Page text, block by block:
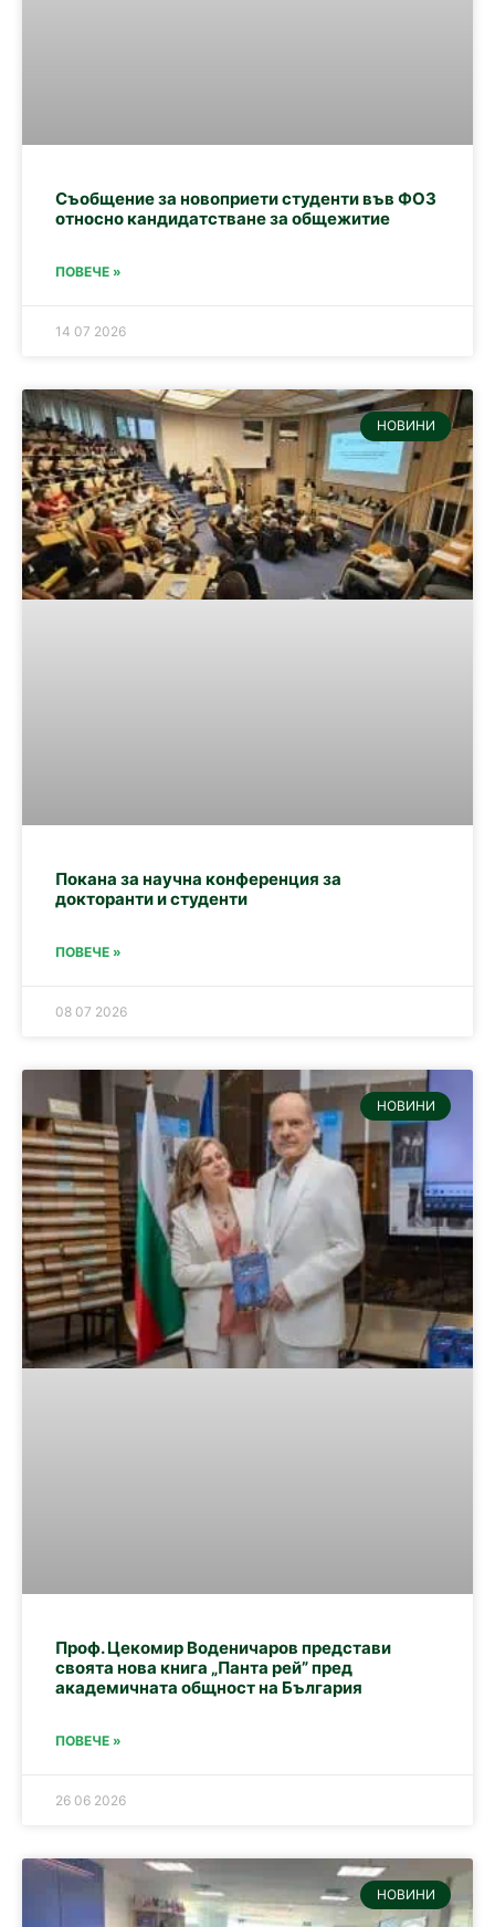
Съобщение за новоприети студенти във ФОЗ
относно кандидатстване за общежитие
ПОВЕЧЕ »
14 07 2026
НОВИНИ
Покана за научна конференция за
докторанти и студенти
ПОВЕЧЕ »
08 07 2026
НОВИНИ
Проф. Цекомир Воденичаров представи
своята нова книга „Панта рей” пред
академичната общност на България
ПОВЕЧЕ »
26 06 2026
НОВИНИ